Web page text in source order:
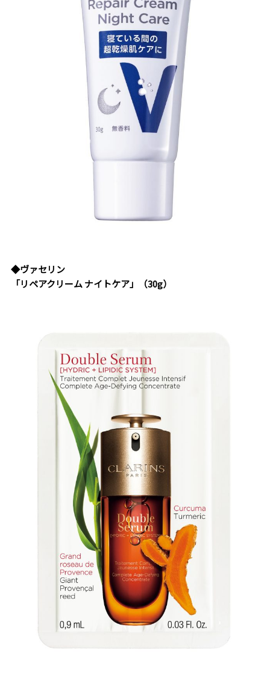
◆ヴァセリン
「リペアクリーム ナイトケア」（30g）